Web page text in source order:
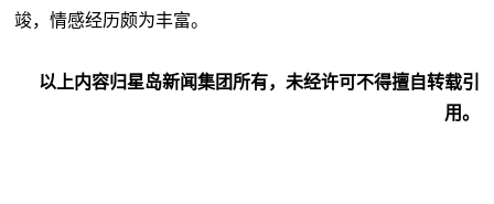
竣，情感经历颇为丰富。
以上内容归星岛新闻集团所有，未经许可不得擅自转载引
用。